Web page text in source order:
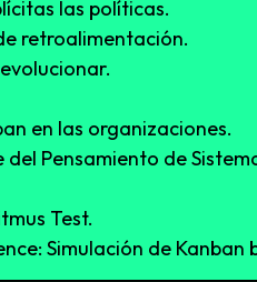
las políticas.
retroalimentación.
en las organizaciones.
del Pensamiento de
Test.
Simulación de Kanban